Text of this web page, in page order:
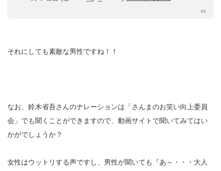
それにしても素敵な男性ですね！！
なお、鈴木省吾さんのナレーションは「さんまのお笑い向上委員
会」でも聞くことができますので、動画サイトで聞いてみてはい
かがでしょうか？
女性はウットリする声ですし、男性が聞いても『あ～・・・大人